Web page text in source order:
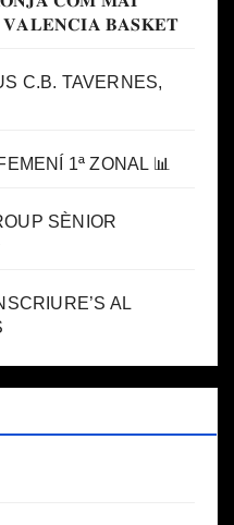
𝐁𝐀𝐒𝐊𝐄𝐓
C.B. TAVERNES,
1ª ZONAL 📊
SÈNIOR
AL